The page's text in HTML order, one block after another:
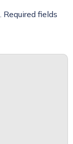
Required fields